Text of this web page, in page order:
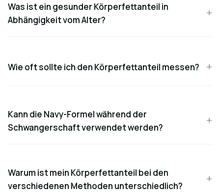
Was ist ein gesunder Körperfettanteil in
Abhängigkeit vom Alter?
Wie oft sollte ich den Körperfettanteil messen?
Kann die Navy-Formel während der
Schwangerschaft verwendet werden?
Warum ist mein Körperfettanteil bei den
verschiedenen Methoden unterschiedlich?